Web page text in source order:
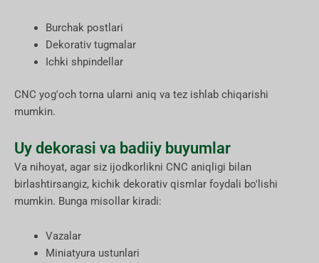
Burchak postlari
Dekorativ tugmalar
Ichki shpindellar
CNC yog'och torna ularni aniq va tez ishlab chiqarishi
mumkin.
Uy dekorasi va badiiy buyumlar
Va nihoyat, agar siz ijodkorlikni CNC aniqligi bilan
birlashtirsangiz, kichik dekorativ qismlar foydali bo'lishi
mumkin. Bunga misollar kiradi:
Vazalar
Miniatyura ustunlari